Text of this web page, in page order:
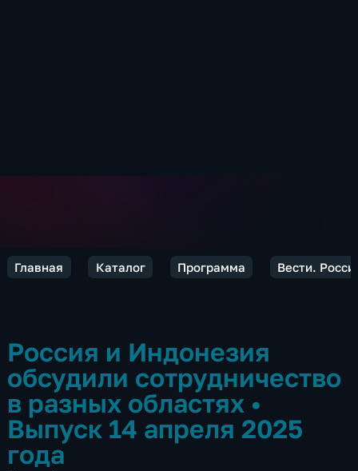
Главная Каталог Программа Вести.
Россия и Индонезия
обсудили сотрудничество
в разных областях •
Выпуск 14 апреля 2025
года